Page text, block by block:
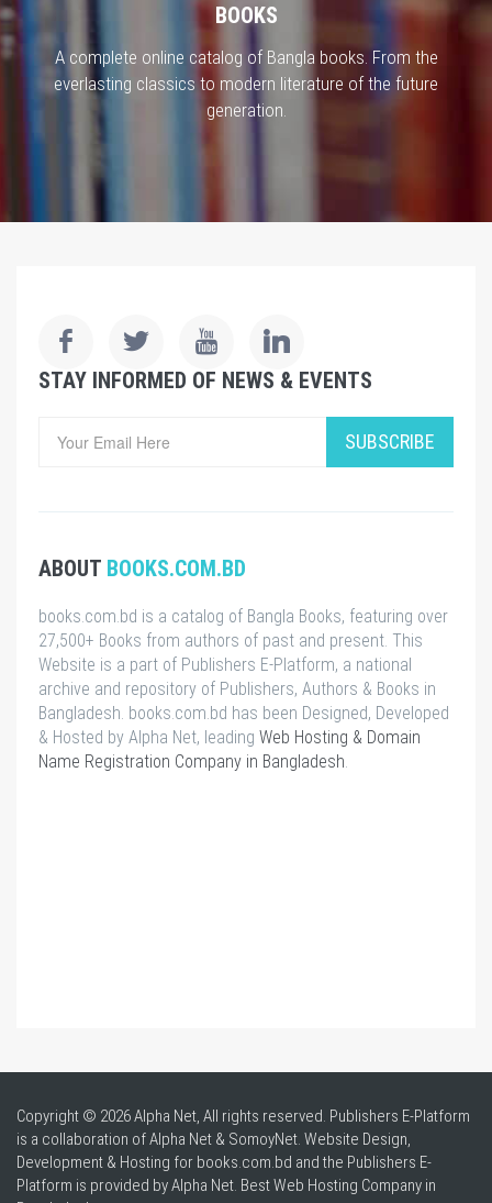
BOOKS
A complete online catalog of Bangla books. From the
everlasting classics to modern literature of the future
generation.
STAY INFORMED OF NEWS & EVENTS
SUBSCRIBE
ABOUT BOOKS.COM.BD
books.com.bd is a catalog of Bangla Books, featuring over
27,500+ Books from authors of past and present. This
Website is a part of Publishers E-Platform, a national
archive and repository of Publishers, Authors & Books in
Bangladesh. books.com.bd has been Designed, Developed
& Hosted by Alpha Net, leading Web Hosting & Domain
Name Registration Company in Bangladesh
Copyright © 2026 Alpha Net, All rights reserved. Publishers E-Platform
is a collaboration of Alpha Net & SomoyNet. Website Design,
Development & Hosting for books.com.bd and the Publishers E-
Platform is provided by Alpha Net. BestWeb Hosting Company in